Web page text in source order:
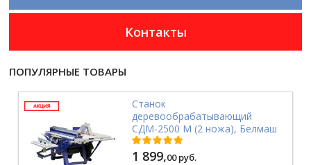
Контакты
ПОПУЛЯРНЫЕ ТОВАРЫ
Станок
деревообрабатывающий
СДМ-2500 М (2 ножа), Белмаш
1 899,00 руб.